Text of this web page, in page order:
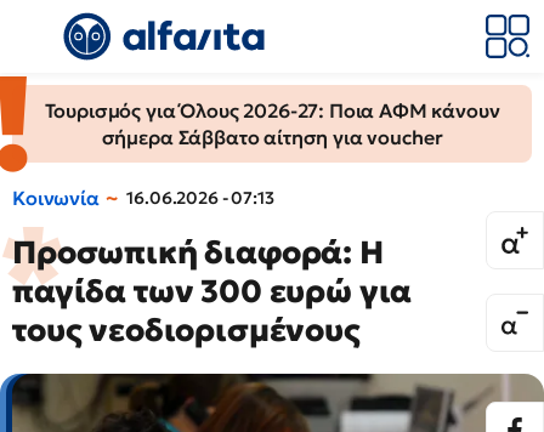
Τουρισμός για Όλους 2026-27: Ποια ΑΦΜ κάνουν
σήμερα Σάββατο αίτηση για voucher
Κοινωνία 16.06.2026 - 07:13
Προσωπική διαφορά: Η
παγίδα των 300 ευρώ για
τους νεοδιορισμένους